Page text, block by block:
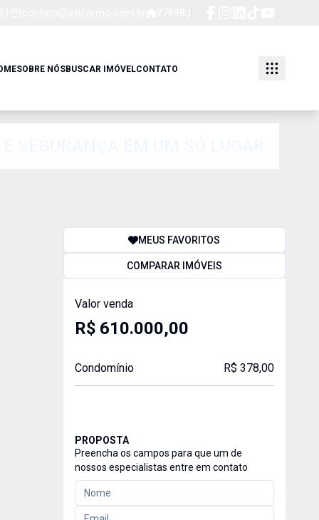
SOBRE NÓSBUSCAR IMÓVELCONTATO
MEUS FAVORITOS
COMPARAR IMÓVEIS
Valor venda
R$ 610.000,00
Condomínio R$ 378,00
PROPOSTA
Preencha os campos para que um de
nossos especialistas entre em contato